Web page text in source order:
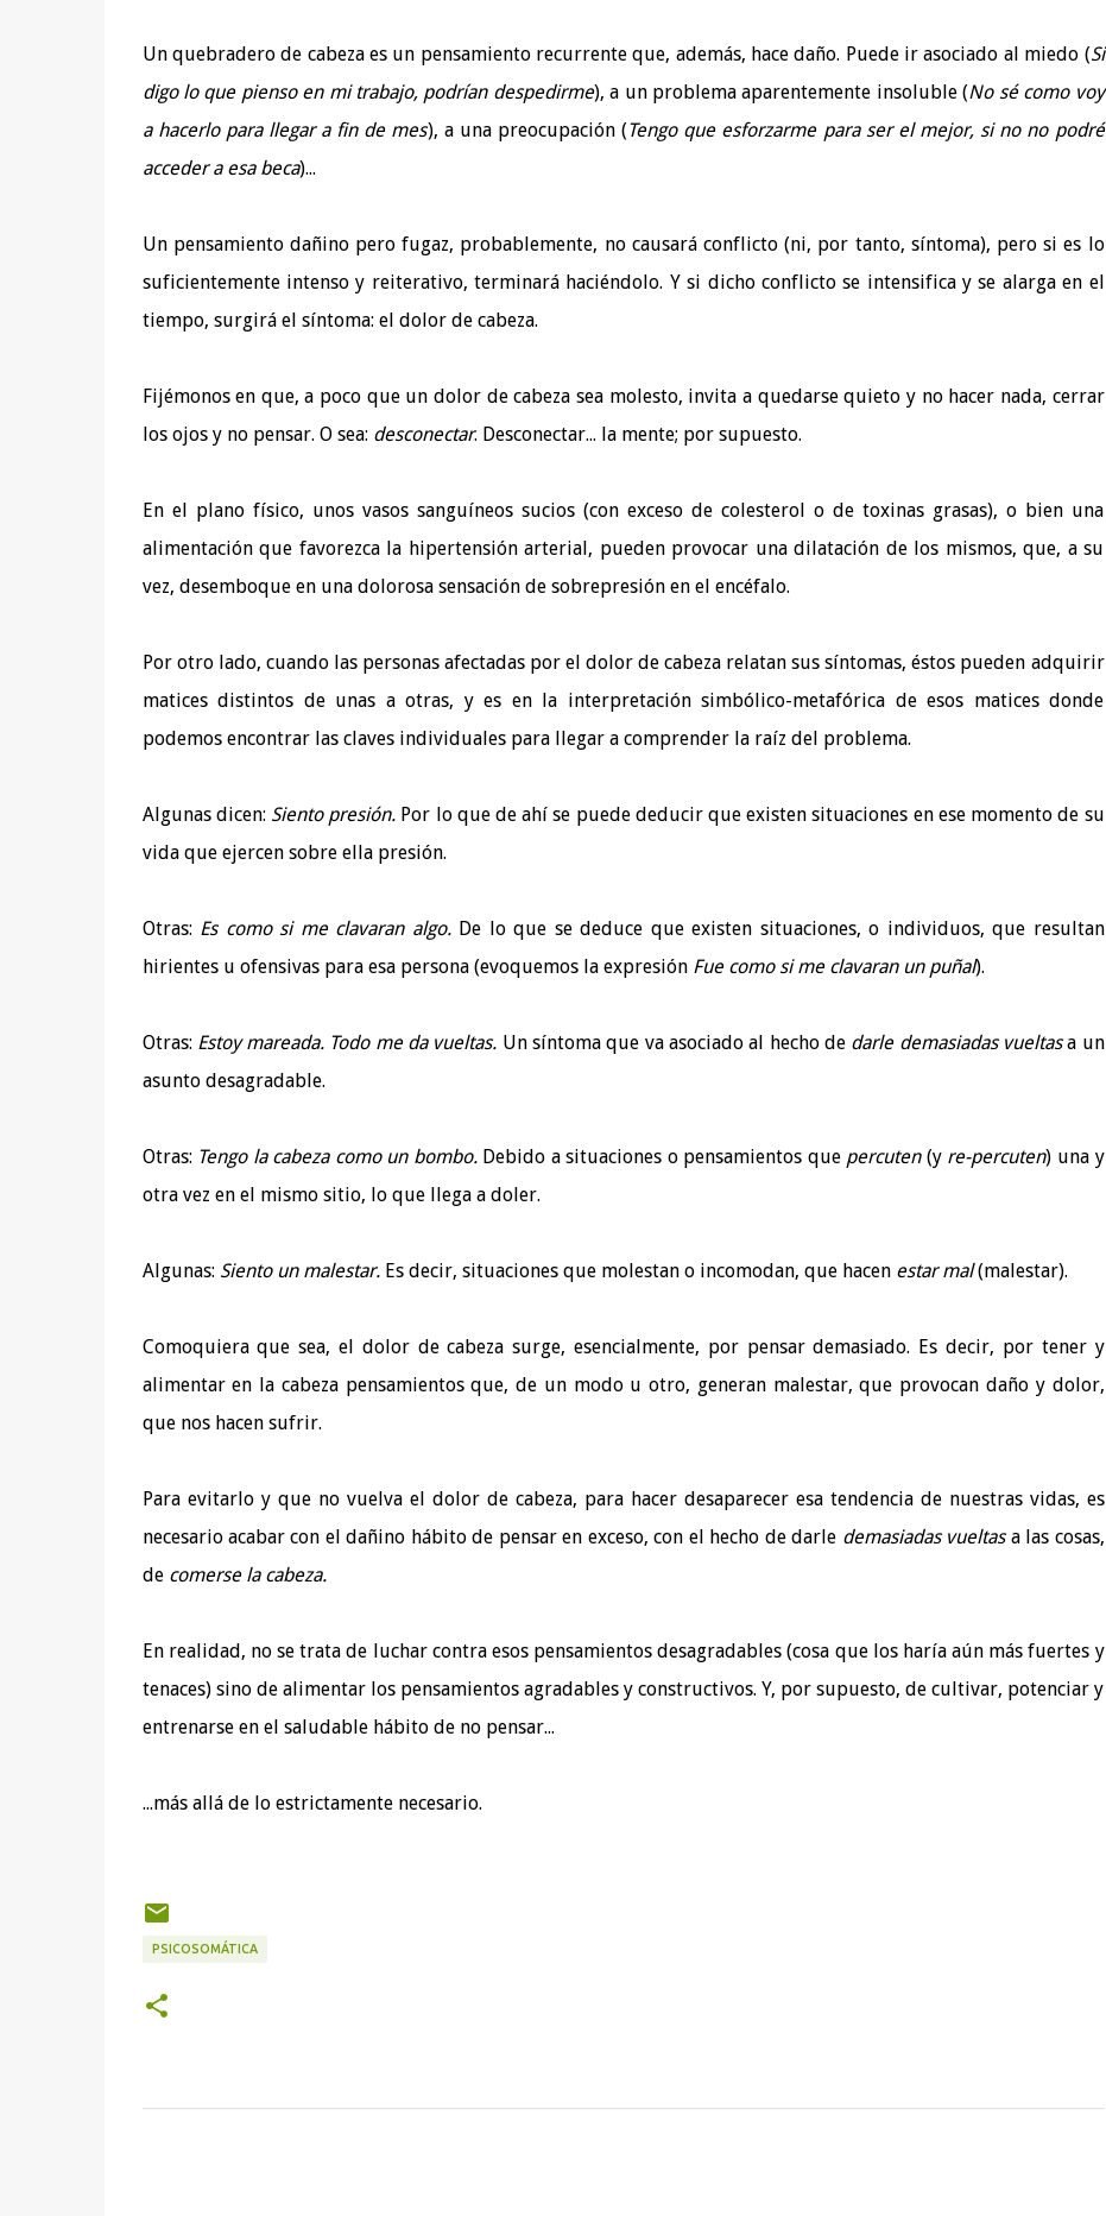
Un quebradero de cabeza es un pensamiento recurrente que, además, hace daño. Puede ir asociado al miedo (Si
digo lo que pienso en mi trabajo, podrían despedirme), a un problema aparentemente insoluble (No sé como voy
a hacerlo para llegar a fin de mes), a una preocupación (Tengo que esforzarme para ser el mejor, si no no podré
acceder a esa beca)...
Un pensamiento dañino pero fugaz, probablemente, no causará conflicto (ni, por tanto, síntoma), pero si es lo
suficientemente intenso y reiterativo, terminará haciéndolo. Y si dicho conflicto se intensifica y se alarga en el
tiempo, surgirá el síntoma: el dolor de cabeza.
Fijémonos en que, a poco que un dolor de cabeza sea molesto, invita a quedarse quieto y no hacer nada, cerrar
los ojos y no pensar. O sea: desconectar. Desconectar... la mente; por supuesto.
En el plano físico, unos vasos sanguíneos sucios (con exceso de colesterol o de toxinas grasas), o bien una
alimentación que favorezca la hipertensión arterial, pueden provocar una dilatación de los mismos, que, a su
vez, desemboque en una dolorosa sensación de sobrepresión en el encéfalo.
Por otro lado, cuando las personas afectadas por el dolor de cabeza relatan sus síntomas, éstos pueden adquirir
matices distintos de unas a otras, y es en la interpretación simbólico-metafórica de esos matices donde
podemos encontrar las claves individuales para llegar a comprender la raíz del problema.
Algunas dicen: Siento presión. Por lo que de ahí se puede deducir que existen situaciones en ese momento de su
vida que ejercen sobre ella presión.
Otras: Es como si me clavaran algo. De lo que se deduce que existen situaciones, o individuos, que resultan
hirientes u ofensivas para esa persona (evoquemos la expresión Fue como si me clavaran un puñal).
Otras: Estoy mareada. Todo me da vueltas. Un síntoma que va asociado al hecho de darle demasiadas vueltasa un
asunto desagradable.
Otras: Tengo la cabeza como un bombo. Debido a situaciones o pensamientos que percuten (yre-percuten) una y
otra vez en el mismo sitio, lo que llega a doler.
Algunas: Siento un malestar.Es decir, situaciones que molestan o incomodan, que hacen estar mal(malestar).
Comoquiera que sea, el dolor de cabeza surge, esencialmente, por pensar demasiado. Es decir, por tener y
alimentar en la cabeza pensamientos que, de un modo u otro, generan malestar, que provocan daño y dolor,
que nos hacen sufrir.
Para evitarlo y que no vuelva el dolor de cabeza, para hacer desaparecer esa tendencia de nuestras vidas, es
necesario acabar con el dañino hábito de pensar en exceso, con el hecho de darle demasiadas vueltasa las cosas,
de comerse la cabeza.
En realidad, no se trata de luchar contra esos pensamientos desagradables (cosa que los haría aún más fuertes y
tenaces) sino de alimentar los pensamientos agradables y constructivos. Y, por supuesto, de cultivar, potenciar y
entrenarse en el saludable hábito de no pensar...
...más allá de lo estrictamente necesario.
PSICOSOMÁTICA